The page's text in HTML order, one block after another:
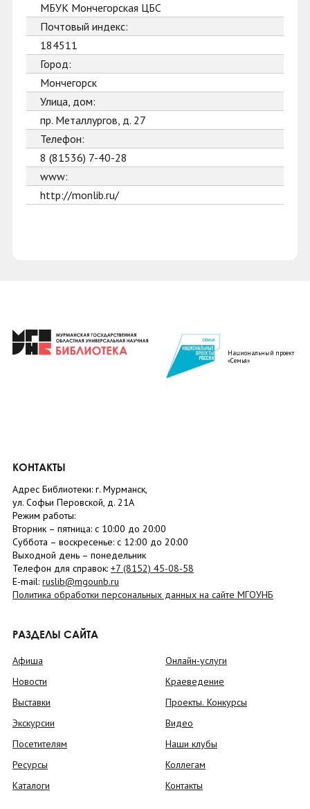
МБУК Мончегорская ЦБС
Почтовый индекс:
184511
Город:
Мончегорск
Улица, дом:
пр. Металлургов, д. 27
Телефон:
8 (81536) 7-40-28
www:
http://monlib.ru/
Национальный проект
«Семья»
КОНТАКТЫ
Адрес Библиотеки: г. Мурманск,
ул. Софьи Перовской, д. 21А
Режим работы:
Вторник – пятница: с 10:00 до 20:00
Суббота – воскресенье: c 12:00 до 20:00
Выходной день – понедельник
Телефон для справок: +7 (8152) 45-08-58
E-mail: ruslib@mgounb.ru
Политика обработки персональных данных на сайте МГОУНБ
РАЗДЕЛЫ САЙТА
Афиша
Новости
Выставки
Экскурсии
Посетителям
Ресурсы
Каталоги
Онлайн-услуги
Краеведение
Проекты. Конкурсы
Видео
Наши клубы
Коллегам
Контакты